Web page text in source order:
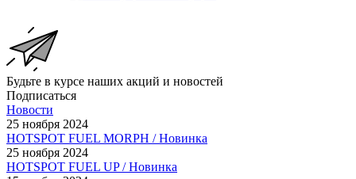
Будьте в курсе наших акций и новостей
Подписаться
Новости
25 ноября 2024
HOTSPOT FUEL MORPH / Новинка
25 ноября 2024
HOTSPOT FUEL UP / Новинка